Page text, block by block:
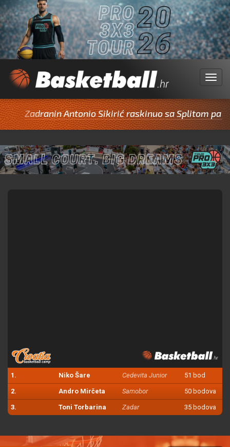
Menu
Zadranin Antonio Sikirić raskinuo sa Splitom pa
1. Niko Šare Cedevita Junior 51 bod
2. Andro Mirčeta Samobor 50 bodova
3. Toni Torbarina Zadar 35 bodova